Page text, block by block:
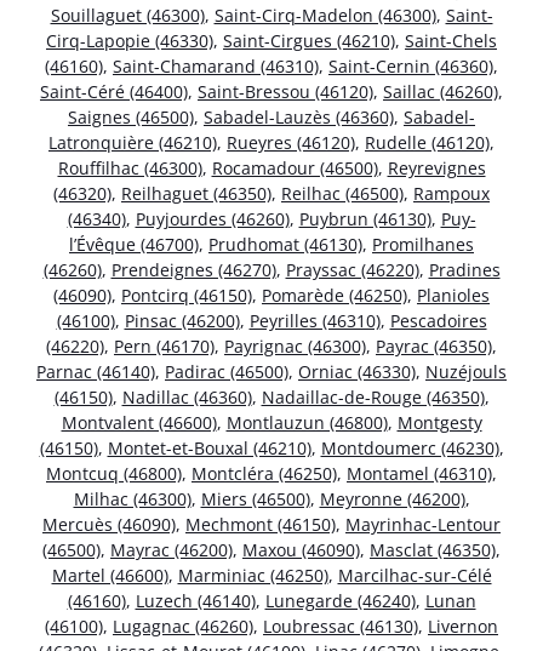
Souillaguet (46300), Saint-Cirq-Madelon (46300), Saint-
Cirq-Lapopie (46330), Saint-Cirgues (46210), Saint-Chels
(46160), Saint-Chamarand (46310), Saint-Cernin (46360),
Saint-Céré (46400), Saint-Bressou (46120), Saillac (46260),
Saignes (46500), Sabadel-Lauzès (46360), Sabadel-
Latronquière (46210), Rueyres (46120), Rudelle (46120),
Rouffilhac (46300), Rocamadour (46500), Reyrevignes
(46320), Reilhaguet (46350), Reilhac (46500), Rampoux
(46340), Puyjourdes (46260), Puybrun (46130), Puy-
l’Évêque (46700), Prudhomat (46130), Promilhanes
(46260), Prendeignes (46270), Prayssac (46220), Pradines
(46090), Pontcirq (46150), Pomarède (46250), Planioles
(46100), Pinsac (46200), Peyrilles (46310), Pescadoires
(46220), Pern (46170), Payrignac (46300), Payrac (46350),
Parnac (46140), Padirac (46500), Orniac (46330), Nuzéjouls
(46150), Nadillac (46360), Nadaillac-de-Rouge (46350),
Montvalent (46600), Montlauzun (46800), Montgesty
(46150), Montet-et-Bouxal (46210), Montdoumerc (46230),
Montcuq (46800), Montcléra (46250), Montamel (46310),
Milhac (46300), Miers (46500), Meyronne (46200),
Mercuès (46090), Mechmont (46150), Mayrinhac-Lentour
(46500), Mayrac (46200), Maxou (46090), Masclat (46350),
Martel (46600), Marminiac (46250), Marcilhac-sur-Célé
(46160), Luzech (46140), Lunegarde (46240), Lunan
(46100), Lugagnac (46260), Loubressac (46130), Livernon